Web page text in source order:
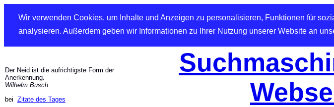
Wir verwenden Cookies, um Inhalte und Anzeigen zu personalisieren, Funktionen für
analysieren. Außerdem geben wir Informationen zu Ihrer Nutzung unserer Website an
Der Neid ist die aufrichtigste Form der
Anerkennung.
Wilhelm Busch
bei Zitate des Tages